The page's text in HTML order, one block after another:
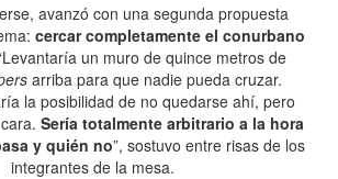
avanzó con una segunda propuesta
cercar completamente el conurbano
un muro de quince metros de
arriba para que nadie pueda cruzar.
la posibilidad de no quedarse ahí, pero
Sería totalmente arbitrario a la hora
y quién no”, sostuvo entre risas de los
integrantes de la mesa.